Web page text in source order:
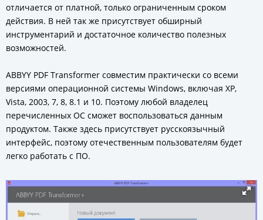
отличается от платной, только ограниченным сроком
действия. В ней так же присутствует обширный
инструментарий и достаточное количество полезных
возможностей.
ABBYY PDF Transformer совместим практически со всеми
версиями операционной системы Windows, включая XP,
Vista, 2003, 7, 8, 8.1 и 10. Поэтому любой владелец
перечисленных ОС сможет воспользоваться данным
продуктом. Также здесь присутствует русскоязычный
интерфейс, поэтому отечественным пользователям будет
легко работать с ПО.